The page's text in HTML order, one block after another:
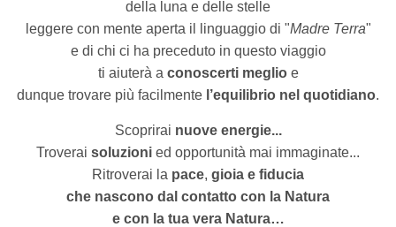
della luna e delle stelle
leggere con mente aperta il linguaggio di "Madre Terra"
e di chi ci ha preceduto in questo viaggio
ti aiuterà a conoscerti meglioe
dunque trovare più facilmente l’equilibrio nel quotidiano.
Scoprirai nuove energie...
Troverai soluzioni ed opportunità mai immaginate...
Ritroverai la pace, gioia e fiducia
che nascono dal contatto con la Natura
e con la tua vera Natura…